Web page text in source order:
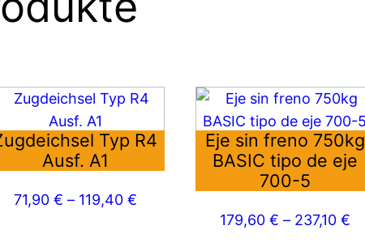
Typ R4
Ausf. A1
71,90 € – 119,40 €
Eje sin freno 750kg
BASIC tipo de eje
700-5
179,60 € – 237,10 €
Dieses
Produkt
weist
mehrere
Varianten